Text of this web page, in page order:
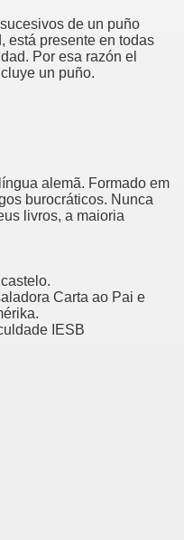
de un puño
está presente en todas
Por esa razón el
un puño.
alemã. Formado em
burocráticos. Nunca
livros, a maioria
Carta ao Pai e
IESB